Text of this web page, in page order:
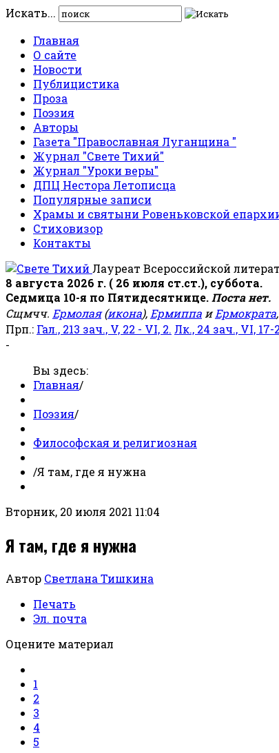
Искать...
Главная
О сайте
Новости
Публицистика
Проза
Поэзия
Авторы
Газета "Православная Луганщина "
Журнал "Свете Тихий"
Журнал "Уроки веры"
ДПЦ Нестора Летописца
Популярные записи
Храмы и святыни Ровеньковской
Стиховизор
Контакты
Лауреат Всероссийской
8 августа 2026 г. ( 26 июля ст.ст.), суббота.
Седмица 10-я по Пятидесятнице. Поста нет.
Сщмчч. Ермолая(икона), Ермиппа иЕрмократа
Прп.: Гал., 213 зач., V, 22 - VI, 2. Лк., 24 зач., VI, 17-
-
Вы здесь:
Главная/
Поэзия/
Философская и религиозная
/Я там, где я нужна
Вторник, 20 июля 2021 11:04
Я там, где я нужна
Автор Светлана Тишкина
Печать
Эл. почта
Оцените материал
1
2
3
4
5